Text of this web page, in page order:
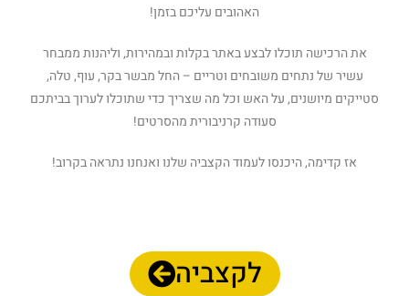
האהובים עליכם בזמן!
את הרכישה תוכלו לבצע באתר בקלות ובמהירות, וליהנות ממבחר
עשיר של נתחים משובחים וטריים – החל מבשר בקר, עוף, טלה,
סטייקים מיושנים, על האש וכל מה שצריך כדי שתוכלו לערוך בביתכם
סעודה קרניבורית מהסרטים!
אז קדימה, היכנסו לעמוד הקצביה שלנו ואנחנו נתראה בקרוב!
לקצביה